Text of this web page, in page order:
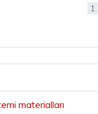
1
materialları